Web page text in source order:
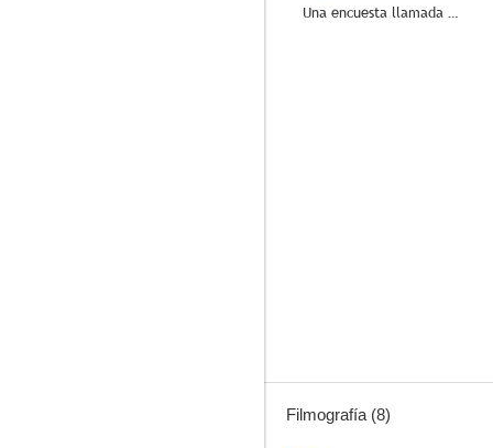
Una encuesta llamada milagro
Filmografía (8)